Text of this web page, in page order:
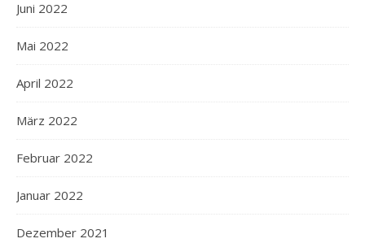
Juni 2022
Mai 2022
April 2022
März 2022
Februar 2022
Januar 2022
Dezember 2021